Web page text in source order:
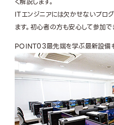
ITエンジニアには欠かせないプロ
ます。初心者の方も安心して参加で
POINT03最先端を学ぶ最新設備